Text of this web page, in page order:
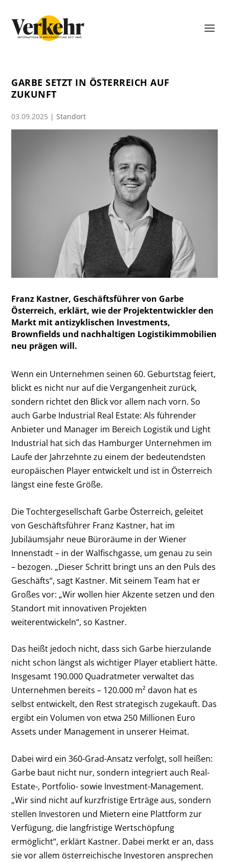
GARBE SETZT IN ÖSTERREICH AUF
ZUKUNFT
03.09.2025 |Standort
Franz Kastner, Geschäftsführer von Garbe
Österreich, erklärt, wie der Projektentwickler den
Markt mit antizyklischen Investments,
Brownfields und nachhaltigen Logistikimmobilien
neu prägen will.
Wenn ein Unternehmen seinen 60. Geburtstag feiert,
blickt es nicht nur auf die Vergangenheit zurück,
sondern richtet den Blick vor allem nach vorn. So
auch Garbe Industrial Real Estate: Als führender
Anbieter und Manager im Bereich Logistik und Light
Industrial hat sich das Hamburger Unternehmen im
Laufe der Jahrzehnte zu einem der bedeutendsten
europäischen Player entwickelt und ist in Österreich
längst eine feste Größe.
Die Tochtergesellschaft Garbe Österreich, geleitet
von Geschäftsführer Franz Kastner, hat im
Jubiläumsjahr neue Büroräume in der Wiener
Innenstadt – in der Walfischgasse, um genau zu sein
– bezogen. „Dieser Schritt bringt uns an den Puls des
Geschäfts“, sagt Kastner. Mit seinem Team hat er
Großes vor: „Wir wollen hier Akzente setzen und den
Standort mit innovativen Projekten
weiterentwickeln“, so Kastner.
Das heißt jedoch nicht, dass sich Garbe hierzulande
nicht schon längst als wichtiger Player etabliert hätte.
Insgesamt 190.000 Quadratmeter verwaltet das
Unternehmen bereits – 120.000 m² davon hat es
selbst entwickelt, den Rest strategisch zugekauft. Das
ergibt ein Volumen von etwa 250 Millionen Euro
Assets under Management in unserer Heimat.
Dabei wird ein 360-Grad-Ansatz verfolgt, soll heißen:
Garbe baut nicht nur, sondern integriert auch Real-
Estate-, Portfolio- sowie Investment-Management.
„Wir sind nicht auf kurzfristige Erträge aus, sondern
stellen Investoren und Mietern eine Plattform zur
Verfügung, die langfristige Wertschöpfung
ermöglicht“, erklärt Kastner. Dabei merkt er an, dass
sie vor allem österreichische Investoren ansprechen